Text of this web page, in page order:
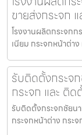
ขายส่งกระจก
โรงงานผลิตกระจกก
เนียม กระจกหน้าต่า
รับติดตั้งกระจ
กระจก และ ติ
รับติดตั้งกระจกชัยน
กระจกหน้าต่าง กระ